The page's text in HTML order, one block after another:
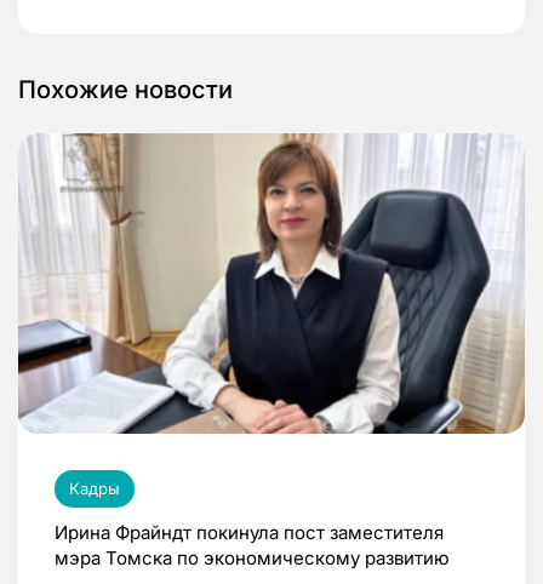
Похожие новости
Кадры
Ирина Фрайндт покинула пост заместителя
мэра Томска по экономическому развитию